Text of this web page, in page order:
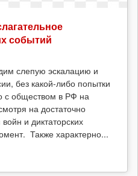
событий
слепую эскалацию и
без какой-либо попытки
с обществом в РФ на
на достаточно
и диктаторских
Также характерно...